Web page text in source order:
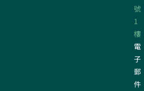
號
1
樓
電
子
郵
件